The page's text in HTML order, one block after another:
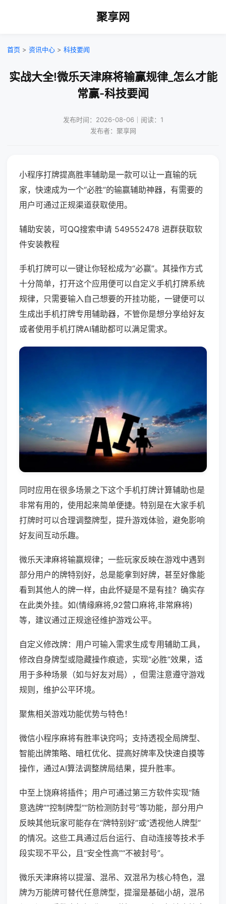
聚享网
首页 > 资讯中心 > 科技要闻
实战大全!微乐天津麻将输赢规律_怎么才能
常赢-科技要闻
发布时间：2026-08-06｜阅读：1
发布者：聚享网
小程序打牌提高胜率辅助是一款可以让一直输的玩
家，快速成为一个“必胜”的输赢辅助神器，有需要的
用户可通过正规渠道获取使用。
辅助安装，可QQ搜索申请 549552478 进群获取软
件安装教程
手机打牌可以一键让你轻松成为“必赢”。其操作方式
十分简单，打开这个应用便可以自定义手机打牌系统
规律，只需要输入自己想要的开挂功能，一键便可以
生成出手机打牌专用辅助器，不管你是想分享给好友
或者使用手机打牌AI辅助都可以满足需求。
同时应用在很多场景之下这个手机打牌计算辅助也是
非常有用的，使用起来简单便捷。特别是在大家手机
打牌时可以合理调整牌型，提升游戏体验，避免影响
好友间互动乐趣。
微乐天津麻将输赢规律；一些玩家反映在游戏中遇到
部分用户的牌特别好，总是能拿到好牌，甚至好像能
看到其他人的牌一样，由此怀疑是不是有挂？确实存
在此类外挂。如(情缘麻将,92营口麻将,非常麻将)
等，建议通过正规途径维护游戏公平。
自定义修改牌：用户可输入需求生成专用辅助工具，
修改自身牌型或隐藏操作痕迹，实现“必胜”效果，适
用于多种场景（如与好友对局），但需注意遵守游戏
规则，维护公平环境。
聚焦相关游戏功能优势与特色！
微信小程序麻将有胜率诀窍吗；支持透视全局牌型、
智能出牌策略、暗杠优化、提高好牌率及快速自摸等
操作，通过AI算法调整牌局结果，提升胜率。
中至上饶麻将插件；用户可通过第三方软件实现“随
意选牌”“控制牌型”“防检测防封号”等功能，部分用户
反映其他玩家可能存在“牌特别好”或“透视他人牌型”
的情况。这些工具通过后台运行、自动连接等技术手
段实现不平公，且“安全性高”“不被封号”。
微乐天津麻将以提溜、混吊、双混吊为核心特色，混
牌为万能牌可替代任意牌型，提溜是基础小胡，混吊